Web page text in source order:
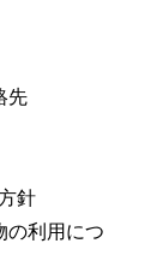
先
針
の利用につ